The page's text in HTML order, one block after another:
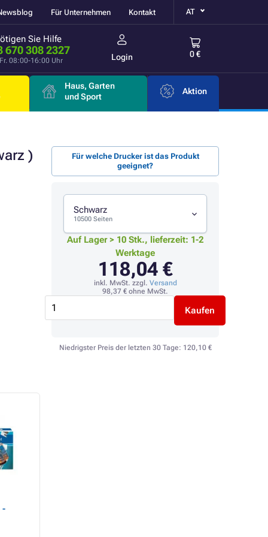
Für Unternehmen Kontakt AT
Sie Hilfe
670 308 2327
08:00-16:00 Uhr Login 0 €
Haus, Garten
und Sport
Aktion
)
Für welche Drucker ist das Produkt
geeignet?
Schwarz
10500 Seiten
Auf Lager > 10 Stk., lieferzeit: 1-2
Werktage
118,04 €
inkl. MwSt. zzgl. Versand
98,37 € ohne MwSt.
Kaufen
Niedrigster Preis der letzten 30 Tage: 120,10 €
-